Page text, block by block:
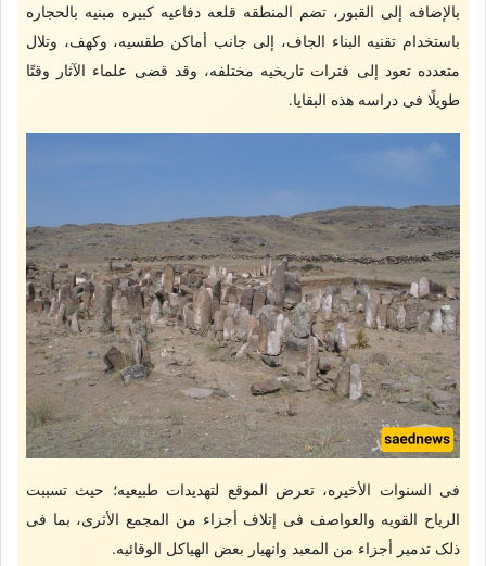
بالإضافه إلى القبور، تضم المنطقه قلعه دفاعیه کبیره مبنیه بالحجاره
باستخدام تقنیه البناء الجاف، إلى جانب أماکن طقسیه، وکهف، وتلال
متعدده تعود إلى فترات تاریخیه مختلفه، وقد قضى علماء الآثار وقتًا
طویلًا فی دراسه هذه البقایا.
فی السنوات الأخیره، تعرض الموقع لتهدیدات طبیعیه؛ حیث تسببت
الریاح القویه والعواصف فی إتلاف أجزاء من المجمع الأثری، بما فی
ذلک تدمیر أجزاء من المعبد وانهیار بعض الهیاکل الوقائیه.